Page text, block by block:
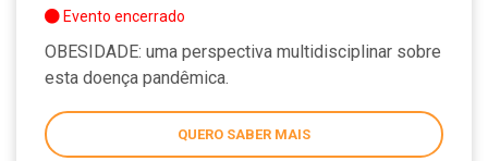
Evento encerrado
OBESIDADE: uma perspectiva multidisciplinar sobre
esta doença pandêmica.
QUERO SABER MAIS